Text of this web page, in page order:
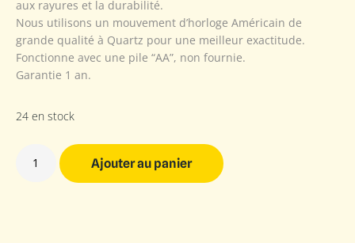
aux rayures et la durabilité.
Nous utilisons un mouvement d’horloge Américain de
grande qualité à Quartz pour une meilleur exactitude.
Fonctionne avec une pile “AA”, non fournie.
Garantie 1 an.
24 en stock
Ajouter au panier